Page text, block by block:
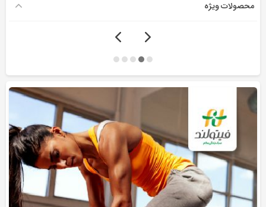
محصولات ویژه